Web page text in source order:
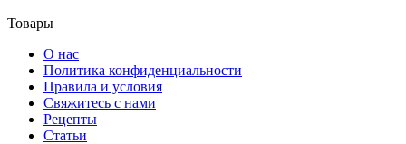
Товары
О нас
Политика конфиденциальности
Правила и условия
Свяжитесь с нами
Рецепты
Статьи